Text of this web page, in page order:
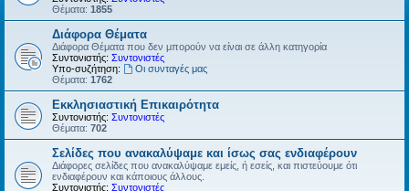
Θέματα: 1855
Διάφορα Θέματα
Διάφορα Θέματα που δεν μπορούν να είναι σε άλλη κατηγορία
Συντονιστής: Συντονιστές
Υπο-συζήτηση:
Οι συνταγές μας
Θέματα: 1762
Εκκλησιαστική Επικαιρότητα
Συντονιστής: Συντονιστές
Θέματα: 702
Σελίδες που ανακαλύψαμε και ίσως σας ενδιαφέρουν
Διάφορες σελίδες που ανακαλύψαμε εμείς, ή εσείς, και πιστεύουμε ότι
ενδιαφέρουν και κάποιους άλλους.
Συντονιστής: Συντονιστές